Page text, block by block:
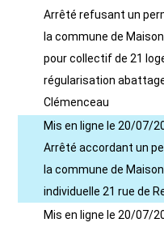
Arrêté refusant un
la commune de
pour collectif de 21
régularisation
Clémenceau
Mis en ligne le 20/07/
Arrêté accordant un
la commune de
individuelle 21 rue de
Mis en ligne le 20/07/